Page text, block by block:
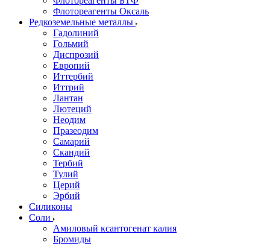
Флотореагенты Оксаль
Редкоземельные металлы
Гадолиний
Гольмий
Диспрозий
Европий
Иттербий
Иттрий
Лантан
Лютеций
Неодим
Празеодим
Самарий
Скандий
Тербий
Тулий
Церий
Эрбий
Силиконы
Соли
Амиловый ксантогенат калия
Бромиды